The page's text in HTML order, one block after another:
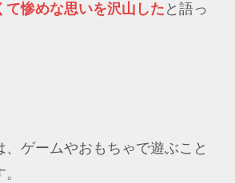
て惨めな思いを沢山した と語っ
ゲームやおもちゃで遊ぶこと